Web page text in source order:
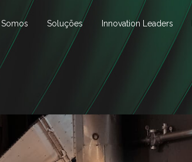
Soluções Innovation Leaders